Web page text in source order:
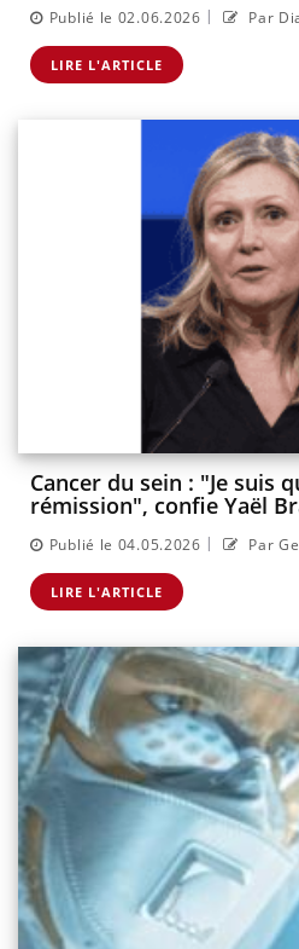
Publié le 02.06.2026 | Par
LIRE L'ARTICLE
Cancer du sein : "Je suis
rémission", confie Yaël
Publié le 04.05.2026 | Par
LIRE L'ARTICLE